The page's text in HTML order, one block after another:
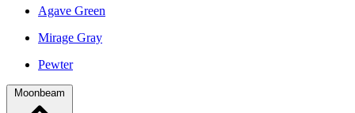
Agave Green
Mirage Gray
Pewter
Moonbeam